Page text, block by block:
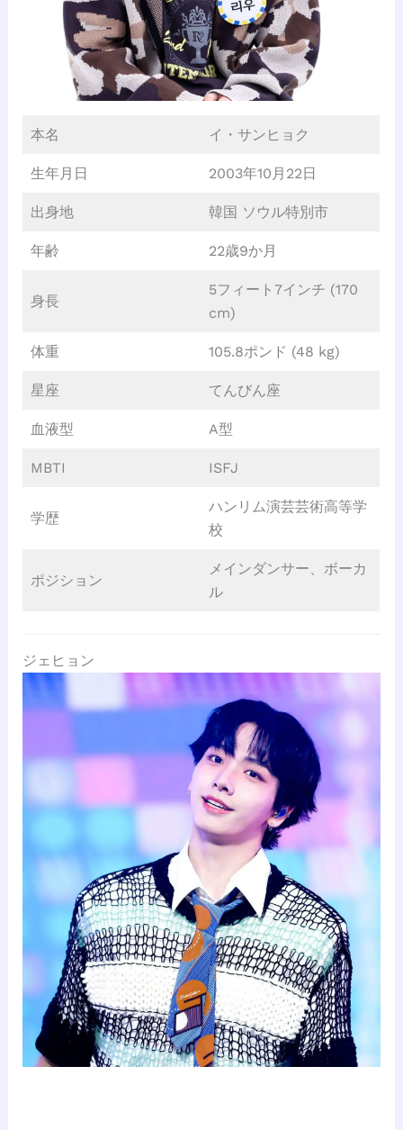
本名 イ・サンヒョク
生年月日 2003年10月22日
出身地 韓国 ソウル特別市
年齢 22歳9か月
身長
5フィート7インチ (170
cm)
体重 105.8ポンド (48 kg)
星座 てんびん座
血液型 A型
MBTI ISFJ
学歴
ハンリム演芸芸術高等学
校
ポジション
メインダンサー、ボーカ
ル
ジェヒョン